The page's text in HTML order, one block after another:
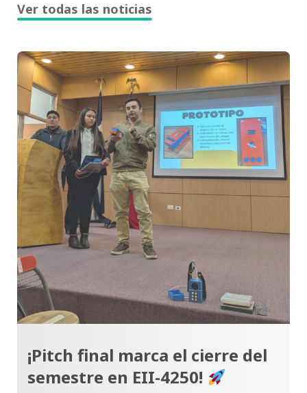
Ver todas las noticias
¡Pitch final marca el cierre del
semestre en EII-4250!